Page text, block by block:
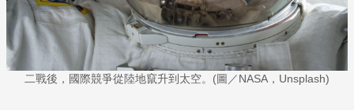
二戰後，國際競爭從陸地竄升到太空。(圖／NASA，Unsplash)